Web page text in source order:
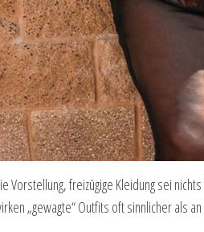
Vorstellung, freizügige Kleidung sei
„gewagte“ Outfits oft sinnlicher als